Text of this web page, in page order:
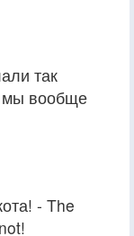
так
мы вообще
- The